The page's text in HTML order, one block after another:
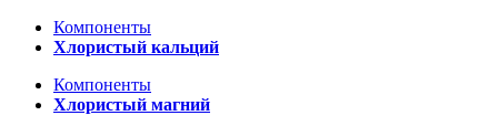
Компоненты
Хлористый кальций
Компоненты
Хлористый магний